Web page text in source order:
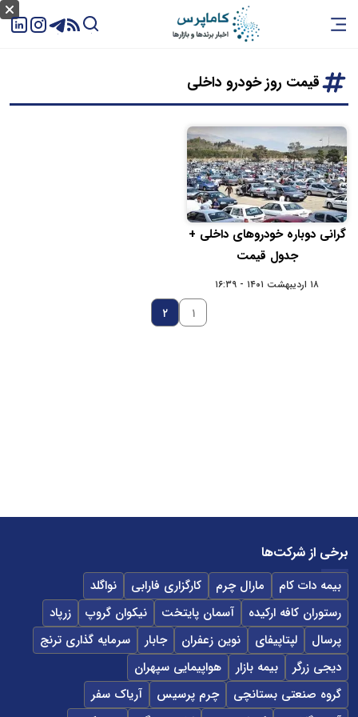
قیمت روز خودرو داخلی
گرانی دوباره خودروهای داخلی +
جدول قیمت
۱۸ اردیبهشت ۱۴۰۱ - ۱۶:۳۹
۱ ۲
برخی از شرکت‌ها
بیمه دات کام مارال چرم کارگزاری فارابی
نواگلد
رستوران کافه ارکیده
آسمان پایتخت نیکوان گروپ
زرپاد
پرسال
لپتاپیفای نوین زعفران جابار
سرمایه گذاری ترنج
دیجی زرگر
بیمه بازار
هواپیمایی سپهران
گروه صنعتی بستانچی
چرم پرسیس
آریاک سفر